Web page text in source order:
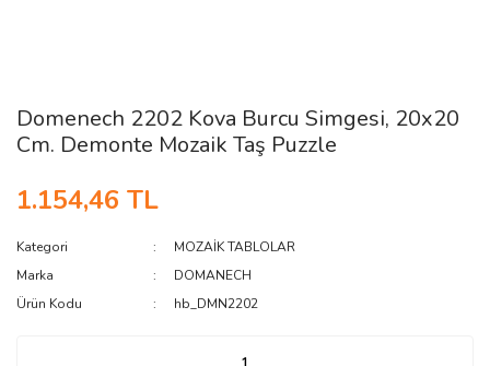
Domenech 2202 Kova Burcu Simgesi, 20x20
Cm. Demonte Mozaik Taş Puzzle
1.154,46 TL
Kategori
MOZAİK TABLOLAR
Marka
DOMANECH
Ürün Kodu
hb_DMN2202